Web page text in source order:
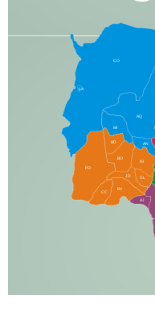
CO
AQ
MI
AN
BD
BO
NI
JD
PO
BV
CC
AJ
GL
LA